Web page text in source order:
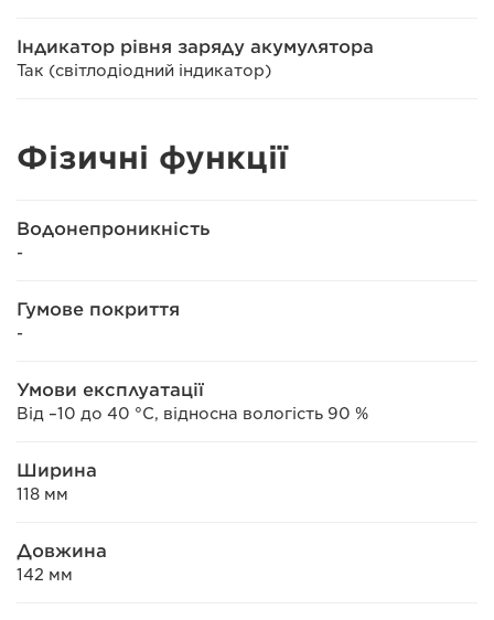
Індикатор рівня заряду акумулятора
Так (світлодіодний індикатор)
Фізичні функції
Водонепроникність
-
Гумове покриття
-
Умови експлуатації
Від –10 до 40 °C, відносна вологість 90 %
Ширина
118 мм
Довжина
142 мм